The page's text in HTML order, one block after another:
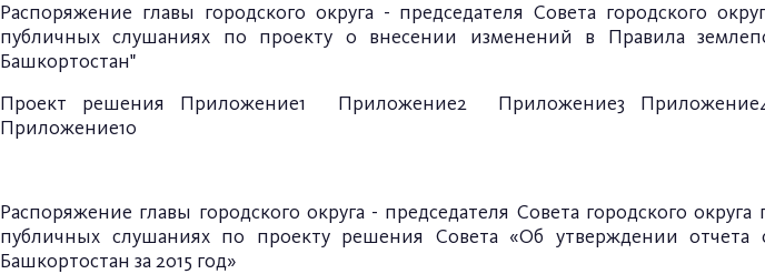
Распоряжение главы городского округа - председателя Совета городского
публичных слушаниях по проекту о внесении изменений в Правила
Башкортостан"
Проект решения
Приложение1 Приложение2 Приложение3
Приложение10
Распоряжение главы городского округа - председателя Совета городского
публичных слушаниях по проекту решения Совета «Об утверждении отчета
Башкортостан за 2015 год»